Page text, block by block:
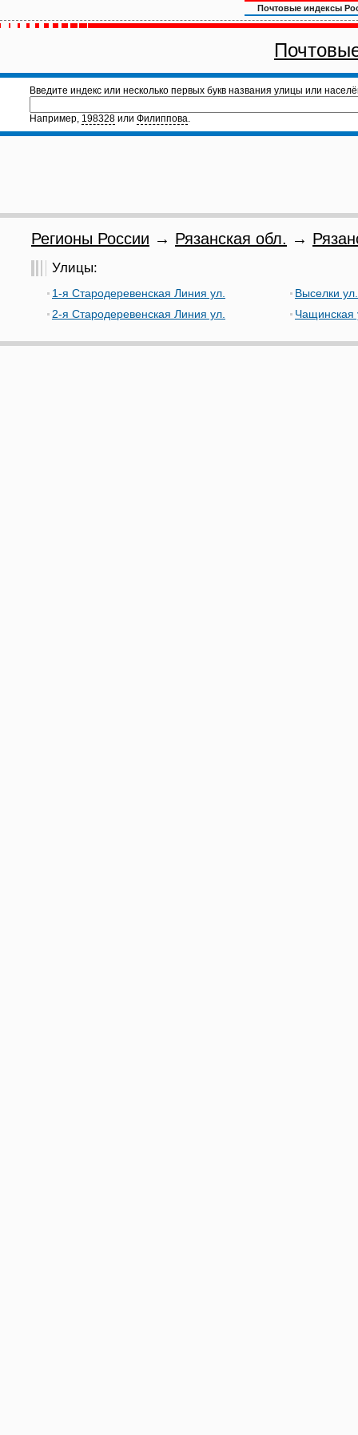
Почтовые индексы
Введите индекс или несколько первых букв названия улицы или
Например, 198328 или Филиппова.
Регионы России → Рязанская обл. →
Улицы:
1-я Стародеревенская Линия ул.
2-я Стародеревенская Линия ул.
Выселки ул.
Чащинская